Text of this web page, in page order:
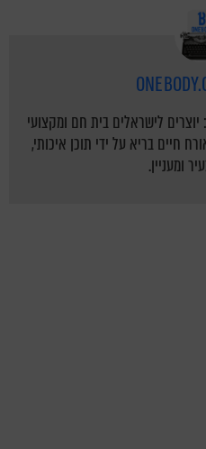
לישראלים בית חם ומקצועי
חיים בריא על ידי תוכן איכותי,
ומעניין.